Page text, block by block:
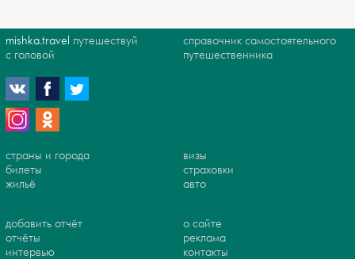
mishka.travel путешествуй
с головой
справочник самостоятельного
путешественника
страны и города
билеты
жильё
визы
страховки
авто
добавить отчёт
отчёты
интервью
о сайте
реклама
контакты